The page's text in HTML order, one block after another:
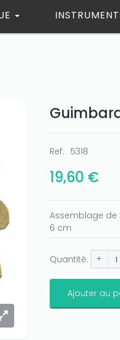
Ref: 5318
19,60 €
Assemblage de
6 cm
Quantité: +
Ajouter au